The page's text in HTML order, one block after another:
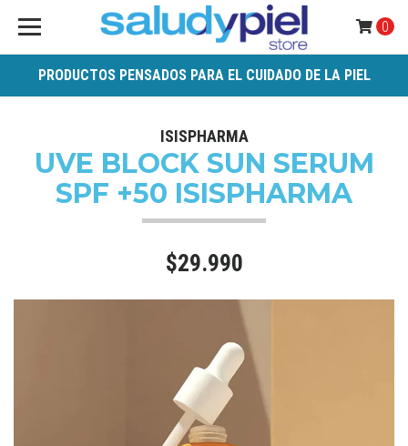
PRODUCTOS PENSADOS PARA EL CUIDADO DE LA PIEL
0
ISISPHARMA
UVE BLOCK SUN SERUM
SPF +50 ISISPHARMA
$29.990